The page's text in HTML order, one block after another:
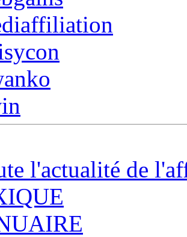
l'actualité de